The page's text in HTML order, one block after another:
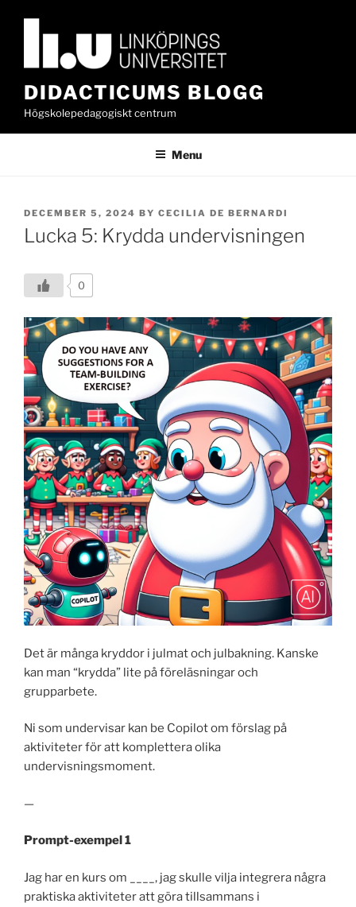
DIDACTICUMS BLOGG
Högskolepedagogiskt centrum
Menu
POSTED
ON
DECEMBER 5, 2024 BY CECILIA DE BERNARDI
Lucka 5: Krydda undervisningen
0
Det är många kryddor i julmat och julbakning. Kanske
kan man “krydda” lite på föreläsningar och
grupparbete.
Ni som undervisar kan be Copilot om förslag på
aktiviteter för att komplettera olika
undervisningsmoment.
—
Prompt-exempel 1
Jag har en kurs om ____, jag skulle vilja integrera några
praktiska aktiviteter att göra tillsammans i